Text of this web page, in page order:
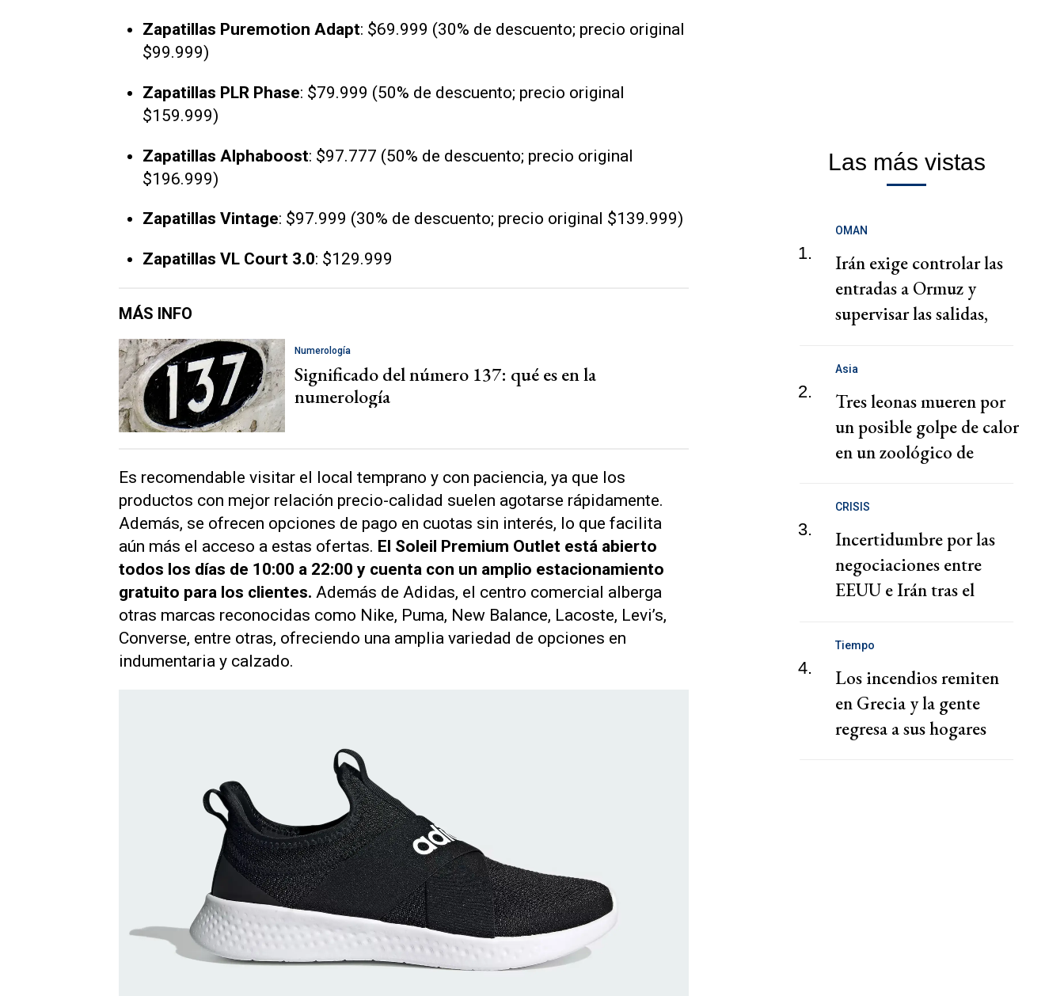
Zapatillas Puremotion Adapt: $69.999 (30% de descuento; precio original
$99.999)
Zapatillas PLR Phase: $79.999 (50% de descuento; precio original
$159.999)
Zapatillas Alphaboost: $97.777 (50% de descuento; precio original
$196.999)
Zapatillas Vintage: $97.999 (30% de descuento; precio original $139.999)
Zapatillas VL Court 3.0: $129.999
MÁS INFO
Numerología
Significado del número 137: qué es en la
numerología
Es recomendable visitar el local temprano y con paciencia, ya que los
productos con mejor relación precio-calidad suelen agotarse rápidamente.
Además, se ofrecen opciones de pago en cuotas sin interés, lo que facilita
aún más el acceso a estas ofertas. El Soleil Premium Outlet está abierto
todos los días de 10:00 a 22:00 y cuenta con un amplio estacionamiento
gratuito para los clientes. Además de Adidas, el centro comercial alberga
otras marcas reconocidas como Nike, Puma, New Balance, Lacoste, Levi’s,
Converse, entre otras, ofreciendo una amplia variedad de opciones en
indumentaria y calzado.
Las más vistas
1.
OMAN
Irán exige controlar las
entradas a Ormuz y
supervisar las salidas,
2.
Asia
Tres leonas mueren por
un posible golpe de calor
en un zoológico de
3.
CRISIS
Incertidumbre por las
negociaciones entre
EEUU e Irán tras el
4.
Tiempo
Los incendios remiten
en Grecia y la gente
regresa a sus hogares